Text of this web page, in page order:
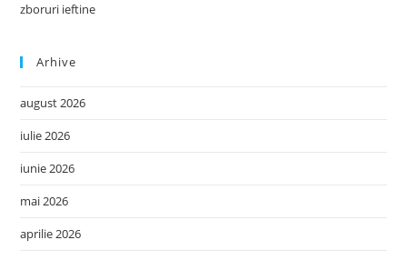
zboruri ieftine
Arhive
august 2026
iulie 2026
iunie 2026
mai 2026
aprilie 2026